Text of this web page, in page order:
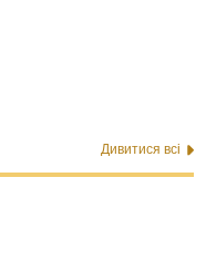
Дивитися всі